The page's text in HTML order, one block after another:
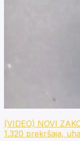
(VIDEO) NOVI
1.320 prekršaja,